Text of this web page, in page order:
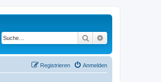
Suche
Anmelden
Registrieren